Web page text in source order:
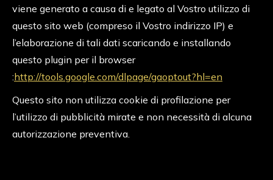
viene generato a causa di e legato al Vostro utilizzo di
questo sito web (compreso il Vostro indirizzo IP) e
l’elaborazione di tali dati scaricando e installando
questo plugin per il browser
:http://tools.google.com/dlpage/gaoptout?hl=en
Questo sito non utilizza cookie di profilazione per
l’utilizzo di pubblicità mirate e non necessità di alcuna
autorizzazione preventiva.